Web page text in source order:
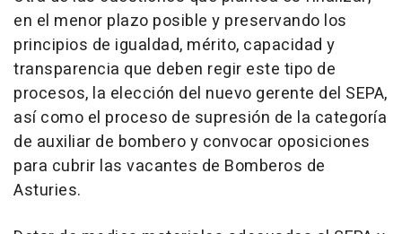
en el menor plazo posible y preservando los
principios de igualdad, mérito, capacidad y
transparencia que deben regir este tipo de
procesos, la elección del nuevo gerente del SEPA,
así como el proceso de supresión de la categoría
de auxiliar de bombero y convocar oposiciones
para cubrir las vacantes de Bomberos de
Asturies.